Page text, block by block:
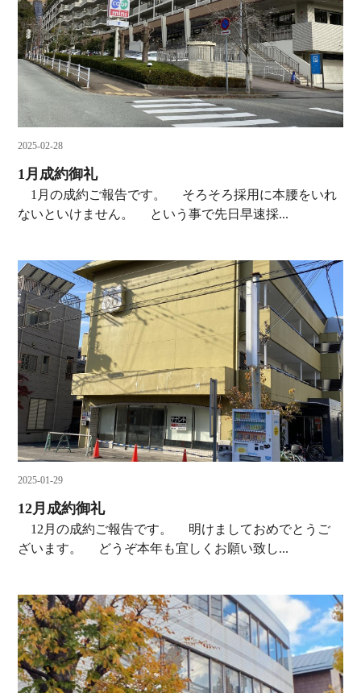
2025-02-28
1月成約御礼
1月の成約ご報告です。 そろそろ採用に本腰をいれ
ないといけません。 という事で先日早速採...
2025-01-29
12月成約御礼
12月の成約ご報告です。 明けましておめでとうご
ざいます。 どうぞ本年も宜しくお願い致し...